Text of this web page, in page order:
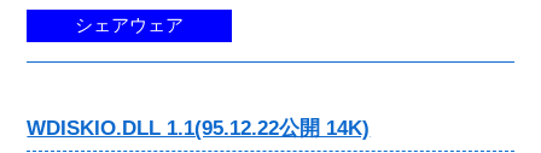
シェアウェア
WDISKIO.DLL 1.1(95.12.22公開 14K)